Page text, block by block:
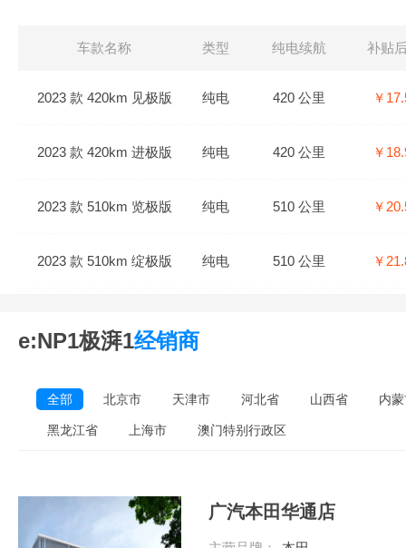
车款名称 类型 纯电续航 补贴
2023 款 420km 见极版 纯电 420 公里 ￥
2023 款 420km 进极版 纯电 420 公里 ￥
2023 款 510km 览极版 纯电 510 公里 ￥
2023 款 510km 绽极版 纯电 510 公里 ￥
e:NP1极湃1经销商
全部 北京市 天津市 河北省 山西省 内
黑龙江省 上海市 澳门特别行政区
广汽本田华通店